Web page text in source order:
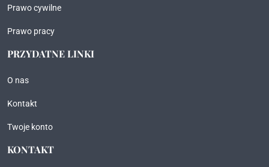
Prawo cywilne
Prawo pracy
PRZYDATNE LINKI
O nas
Kontakt
Twoje konto
KONTAKT